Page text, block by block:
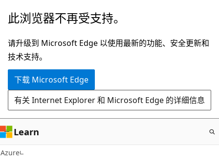
跳
主
要
内
此浏览器不再受支持。
请升级到 Microsoft Edge 以使用最新的功能、安全更新和
技术支持。
下载 Microsoft Edge
有关 Internet Explorer 和 Microsoft Edge 的详细信息
Learn
Azure